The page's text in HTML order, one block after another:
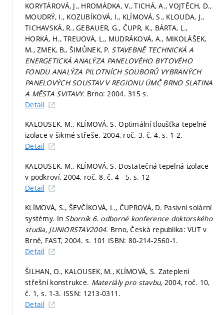
KORYTÁROVÁ, J., HROMÁDKA, V., TICHÁ, A., VOJTĚCH, D.,
MOUDRÝ, I., KOZUBÍKOVÁ, I., KLÍMOVÁ, S., KLOUDA, J.,
TICHAVSKÁ, R., GEBAUER, G., ČUPR, K., BÁRTA, L.,
HORKÁ, H., TREUOVÁ, L., MUDRÁKOVÁ, A., MIKOLÁŠEK,
M., ZMEK, B., ŠIMŮNEK, P. STAVEBNĚ TECHNICKÁ A
ENERGETICKÁ ANALÝZA PANELOVÉHO BYTOVÉHO
FONDU ANALÝZA PILOTNÍCH SOUBORŮ VYBRANÝCH
PANELOVÝCH SOUSTAV V REGIONU ÚMČ BRNO SLATINA
A MĚSTA SVITAVY. Brno: 2004. 315 s.
Detail
KALOUSEK, M., KLÍMOVÁ, S. Optimální tloušťka tepelné
izolace v šikmé střeše. 2004, roč. 3, č. 4,s. 1-2.
Detail
KALOUSEK, M., KLÍMOVÁ, S. Dostatečná tepelná izolace
v podkroví. 2004, roč. 8, č. 4 - 5,s. 12
Detail
KLÍMOVÁ, S., ŠEVČÍKOVÁ, L., ČUPROVÁ, D. Pasivní solární
systémy. In Sborník 6. odborné konference doktorského
studia, JUNIORSTAV2004. Brno, Česká republika: VUT v
Brně, FAST, 2004.s. 101 ISBN: 80-214-2560-1.
Detail
ŠILHAN, O., KALOUSEK, M., KLÍMOVÁ, S. Zateplení
střešní konstrukce. Materiály pro stavbu, 2004, roč. 10,
č. 1, s. 1-3. ISSN: 1213-0311.
Detail